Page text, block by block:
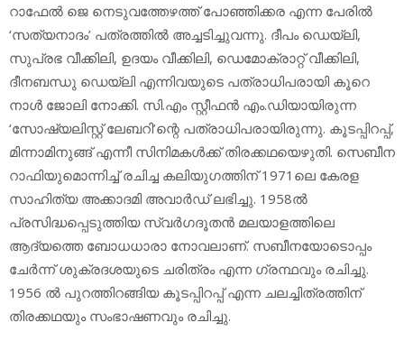
റാഫേല്‍ ജെ നെടുവത്തേഴത്ത് പോഞ്ഞിക്കര എന്ന പേരില്‍
‘സത്യനാദം’ പത്രത്തില്‍ അച്ചടിച്ചുവന്നു. ദീപം ഡെയ്‌ലി,
സുപ്രഭ വീക്കിലി, ഉദയം വീക്കിലി, ഡെമോക്രാറ്റ് വീക്കിലി,
ദീനബന്ധു ഡെയ്‌ലി എന്നിവയുടെ പത്രാധിപരായി കൂറെ
നാള്‍ ജോലി നോക്കി. സി.എം സ്റ്റീഫന്‍ എം.ഡിയായിരുന്ന
‘സോഷ്യലിസ്റ്റ് ലേബറി’ന്റെ പത്രാധിപരായിരുന്നു. കൂടപ്പിറപ്പ്,
മിന്നാമിനുങ്ങ് എന്നീ സിനിമകള്‍ക്ക് തിരക്കഥയെഴുതി. സെബീന
റാഫിയുമൊന്നിച്ച് രചിച്ച കലിയുഗത്തിന് 1971ലെ കേരള
സാഹിത്യ അക്കാദമി അവാര്‍ഡ് ലഭിച്ചു. 1958ല്‍
പ്രസിദ്ധപ്പെടുത്തിയ സ്വര്‍ഗദൂതന്‍ മലയാളത്തിലെ
ആദ്യത്തെ ബോധധാരാ നോവലാണ്. സബീനയോടൊപ്പം
ചേര്‍ന്ന് ശുക്രദശയുടെ ചരിത്രം എന്ന ഗ്രന്ഥവും രചിച്ചു.
1956 ല്‍ പുറത്തിറങ്ങിയ കൂടപ്പിറപ്പ് എന്ന ചലച്ചിത്രത്തിന്
തിരക്കഥയും സംഭാഷണവും രചിച്ചു.